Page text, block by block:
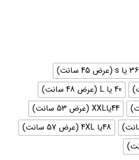
36 یا s (عرض 45 سانت)
40 یا L (عرض 48 سانت)
44یاXXL (عرض 53 سانت)
48یا 4XL (عرض 57 سانت)